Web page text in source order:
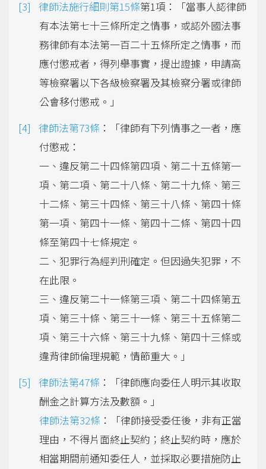
律師法施行細則第15條第1項：「當事人認律師
有本法第七十三條所定之情事，或認外國法事
務律師有本法第一百二十五條所定之情事，而
應付懲戒者，得列舉事實，提出證據，申請高
等檢察署以下各級檢察署及其檢察分署或律師
公會移付懲戒。」
律師法第73條 ：「律師有下列情事之一者，應
付懲戒：
一、違反第二十四條第四項、第二十五條第一
項、第二項、第二十八條、第二十九條、第三
十二條、第三十四條、第三十八條、第四十條
第一項、第四十一條、第四十二條、第四十四
條至第四十七條規定。
二、犯罪行為經判刑確定。但因過失犯罪，不
在此限。
三、違反第二十一條第三項、第二十四條第五
項、第三十條、第三十一條、第三十五條第二
項、第三十六條、第三十九條、第四十三條或
違背律師倫理規範，情節重大。」
律師法第47條 ：「律師應向委任人明示其收取
酬金之計算方法及數額。」
律師法第32條 ：「律師接受委任後，非有正當
理由，不得片面終止契約；終止契約時，應於
相當期間前通知委任人，並採取必要措施防止